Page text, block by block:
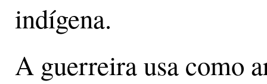
indígena.
A guerreira usa como